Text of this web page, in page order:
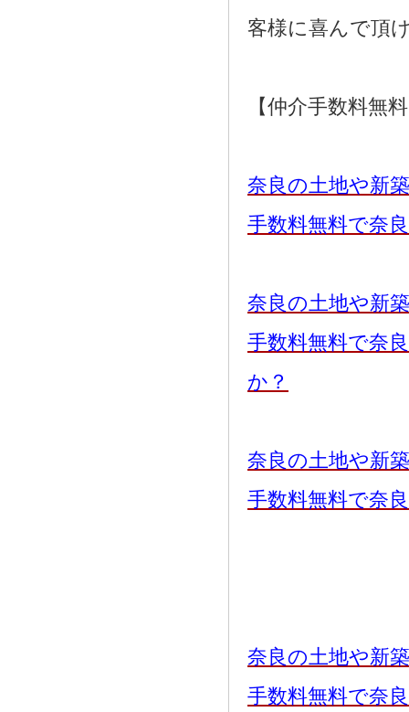
客様に喜んで頂
【仲介手数料無
奈良の土地や新
手数料無料で奈
奈良の土地や新
手数料無料で奈
か？
奈良の土地や新
手数料無料で奈
奈良の土地や新
手数料無料で奈